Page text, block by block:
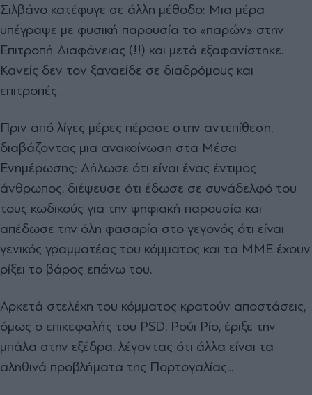
Σιλβάνο κατέφυγε σε άλλη μέθοδο: Μια μέρα
υπέγραψε με φυσική παρουσία το «παρών» στην
Επιτροπή Διαφάνειας (!!) και μετά εξαφανίστηκε.
Κανείς δεν τον ξαναείδε σε διαδρόμους και
επιτροπές.
Πριν από λίγες μέρες πέρασε στην αντεπίθεση,
διαβάζοντας μια ανακοίνωση στα Μέσα
Ενημέρωσης: Δήλωσε ότι είναι ένας έντιμος
άνθρωπος, διέψευσε ότι έδωσε σε συνάδελφό του
τους κωδικούς για την ψηφιακή παρουσία και
απέδωσε την όλη φασαρία στο γεγονός ότι είναι
γενικός γραμματέας του κόμματος και τα ΜΜΕ έχουν
ρίξει το βάρος επάνω του.
Αρκετά στελέχη του κόμματος κρατούν αποστάσεις,
όμως ο επικεφαλής του PSD, Ρούι Ρίο, έριξε την
μπάλα στην εξέδρα, λέγοντας ότι άλλα είναι τα
αληθινά προβλήματα της Πορτογαλίας...